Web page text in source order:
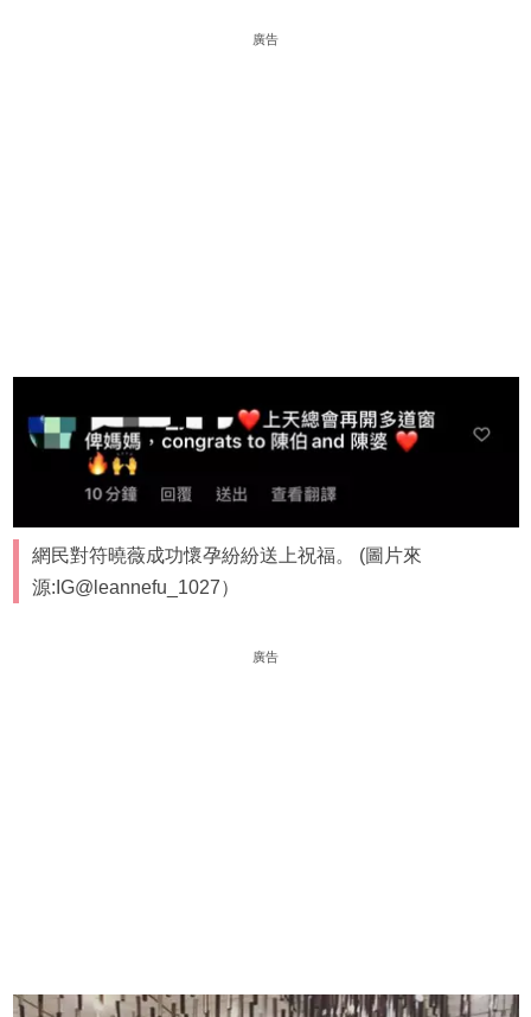
廣告
網民對符曉薇成功懷孕紛紛送上祝福。 (圖片來
源:IG@leannefu_1027）
廣告